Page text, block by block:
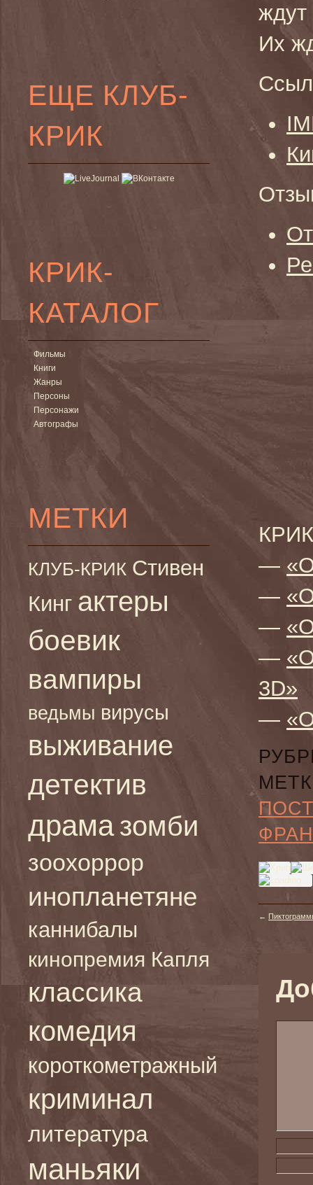
ЕЩЕ КЛУБ-
КРИК
КРИК-
КАТАЛОГ
Фильмы
Книги
Жанры
Персоны
Персонажи
Автографы
МЕТКИ
КЛУБ-КРИК Стивен
Кинг актеры
боевик
вампиры
ведьмы вирусы
выживание
детектив
драма зомби
зоохоррор
инопланетяне
каннибалы
кинопремия Капля
классика
комедия
короткометражный
криминал
литература
маньяки
Их
—
—
—
—
3D»
—
←